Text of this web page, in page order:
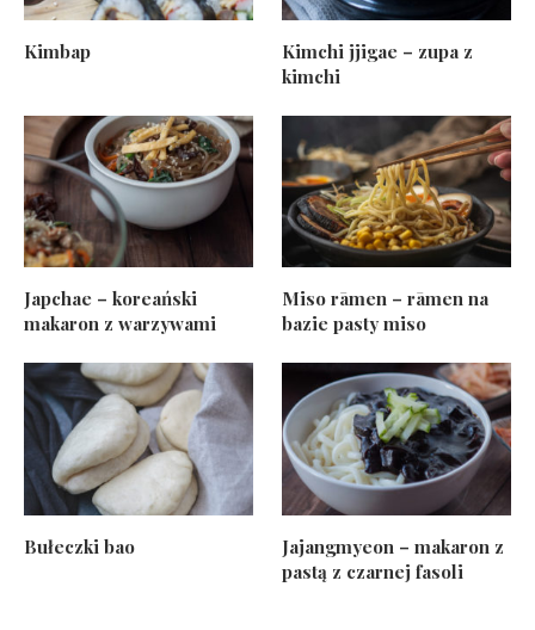
Kimbap
Kimchi jjigae – zupa z
kimchi
Japchae – koreański
makaron z warzywami
Miso rāmen – rāmen na
bazie pasty miso
Bułeczki bao
Jajangmyeon – makaron z
pastą z czarnej fasoli